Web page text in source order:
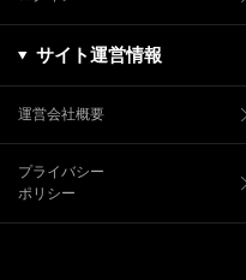
サイト運営情報
運営会社概要
プライバシー
ポリシー